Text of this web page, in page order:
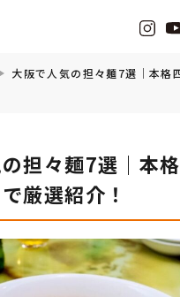
出かけ
ィー
大阪で人気の担々麺7選｜本格
担々麺7選｜本
厳選紹介！